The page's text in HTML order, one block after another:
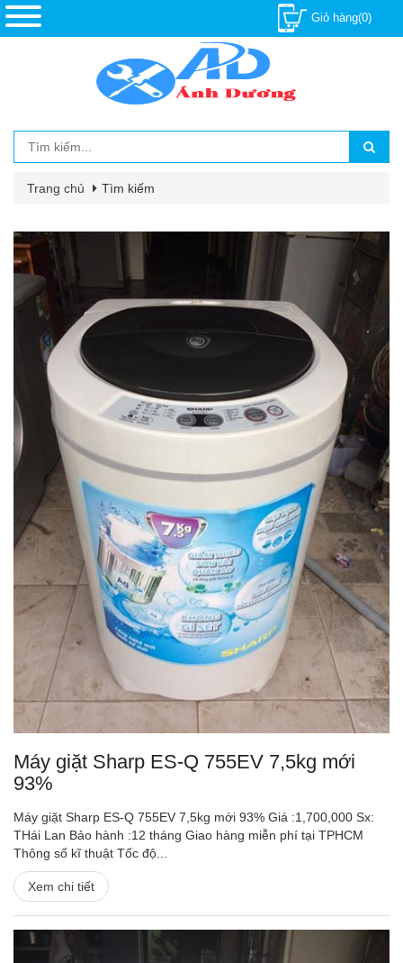
Giỏ hàng(0)
Trang chủ Tìm kiếm
Máy giặt Sharp ES-Q 755EV 7,5kg mới
93%
Máy giặt Sharp ES-Q 755EV 7,5kg mới 93% Giá :1,700,000 Sx:
THái Lan Bảo hành :12 tháng Giao hàng miễn phí tại TPHCM
Thông số kĩ thuật Tốc độ...
Xem chi tiết